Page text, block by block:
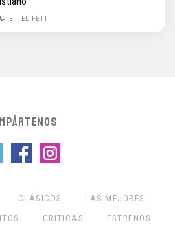
3 EL FETT
CLÁSICOS
LAS MEJORES
CRÍTICAS
ESTRENOS